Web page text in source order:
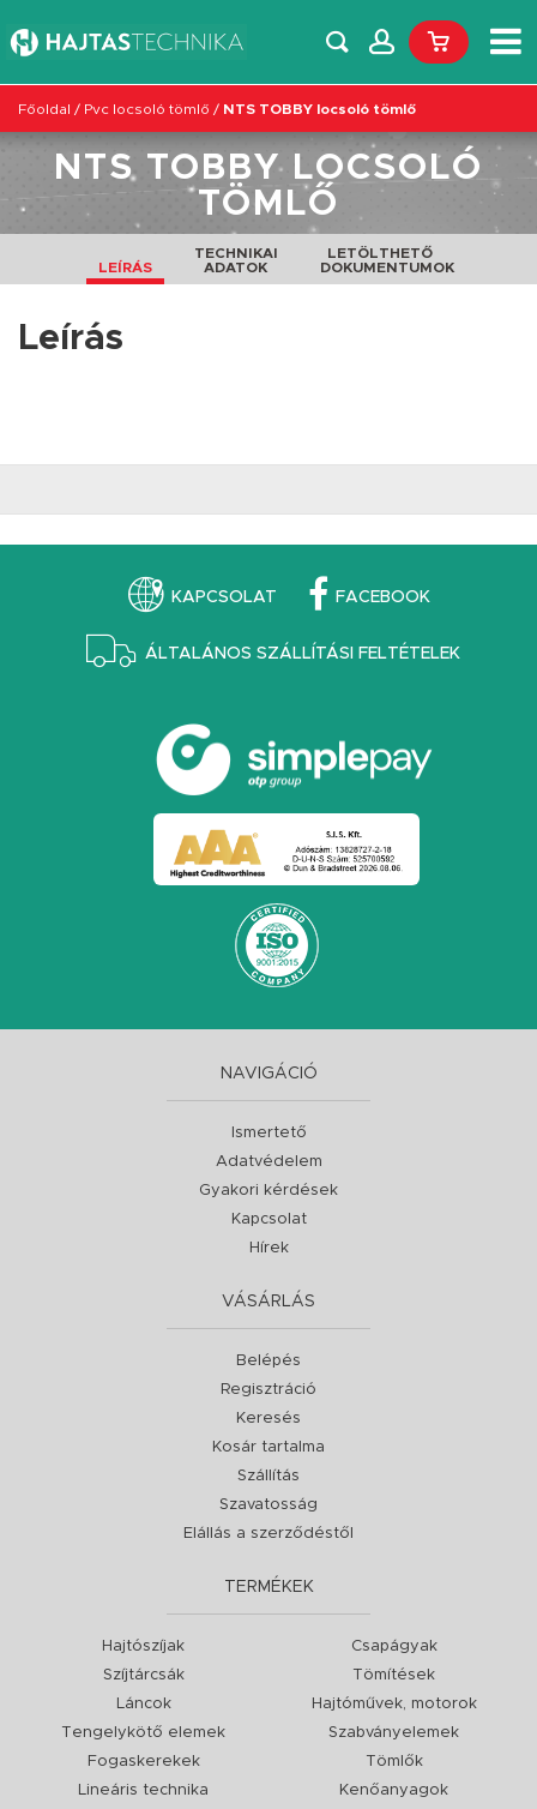
Főoldal / Pvc locsoló tömlő / NTS TOBBY locsoló tömlő
NTS TOBBY LOCSOLÓ
TÖMLŐ
LEÍRÁS
TECHNIKAI
ADATOK
LETÖLTHETŐ
DOKUMENTUMOK
Leírás
KAPCSOLAT FACEBOOK
ÁLTALÁNOS SZÁLLÍTÁSI FELTÉTELEK
NAVIGÁCIÓ
Ismertető
Adatvédelem
Gyakori kérdések
Kapcsolat
Hírek
VÁSÁRLÁS
Belépés
Regisztráció
Keresés
Kosár tartalma
Szállítás
Szavatosság
Elállás a szerződéstől
TERMÉKEK
Hajtószíjak
Szíjtárcsák
Láncok
Tengelykötő elemek
Fogaskerekek
Lineáris technika
Csapágyak
Tömítések
Hajtóművek, motorok
Szabványelemek
Tömlők
Kenőanyagok